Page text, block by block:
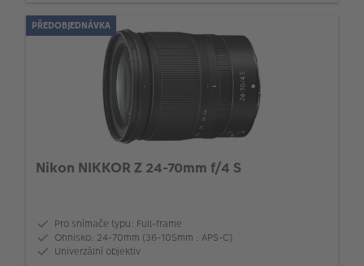
PŘEDOBJEDNÁVKA
Nikon NIKKOR Z 24-70mm f/4 S
Pro snímače typu: Full-frame
Ohnisko: 24-70mm (36-105mm : APS-C)
Univerzální objektiv